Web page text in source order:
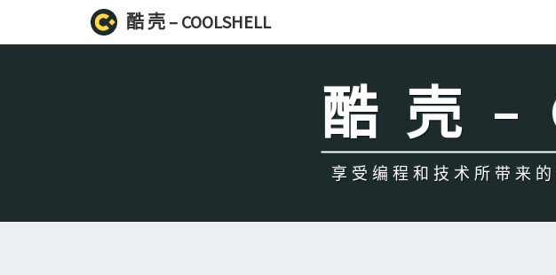
酷 壳 – COOLSHELL
酷 壳
享受编程和技术所带